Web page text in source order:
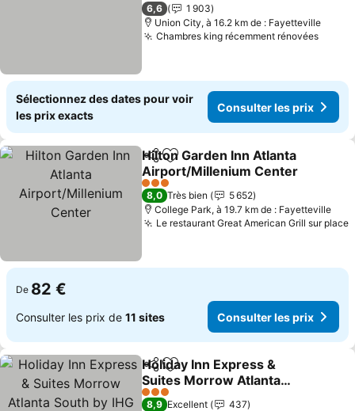
6,6
1 903
Union City, à 16.2 km de : Fayetteville
Chambres king récemment rénovées
Sélectionnez des dates pour voir
les prix exacts
Consulter les prix
PartagerAjouter à mes favoris
Hilton Garden Inn Atlanta
Airport/Millenium Center
Consulter les prix
3 Étoiles
8,0 Très bien
5 652
College Park, à 19.7 km de : Fayetteville
Le restaurant Great American Grill sur place
De 82 €
Consulter les prix de 11 sites Consulter les prix
PartagerAjouter à mes favoris
Holiday Inn Express &
Suites Morrow Atlanta
South by IHG
Consulter les prix
3 Étoiles
8,9 Excellent
437